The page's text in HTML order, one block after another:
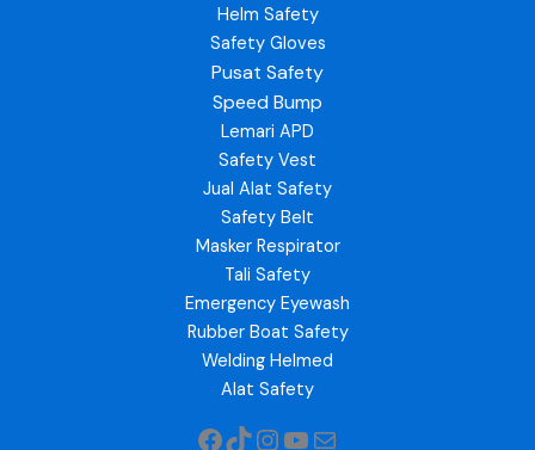
Helm Safety
Safety Gloves
Pusat Safety
Speed Bump
Lemari APD
Safety Vest
Jual Alat Safety
Safety Belt
Masker Respirator
Tali Safety
Emergency Eyewash
Rubber Boat Safety
Welding Helmed
Alat Safety